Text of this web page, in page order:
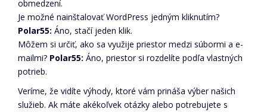
obmedzení.
Je možné nainštalovať WordPress jedným kliknutím?
Polar55: Áno, stačí jeden klik.
Môžem si určiť, ako sa využije priestor medzi súbormi a e-
mailmi? Polar55: Áno, priestor si rozdelíte podľa vlastných
potrieb.
Veríme, že vidíte výhody, ktoré vám prináša výber našich
služieb. Ak máte akékoľvek otázky alebo potrebujete s